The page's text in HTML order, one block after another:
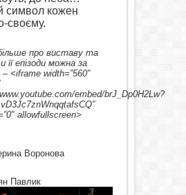
символ кожен
своєму.
про виставу та
її епізоди можна за
<iframe width=”560″
embed/brJ_Dp0H2Lw?
allowfullscreen>
Воронова
Павлик